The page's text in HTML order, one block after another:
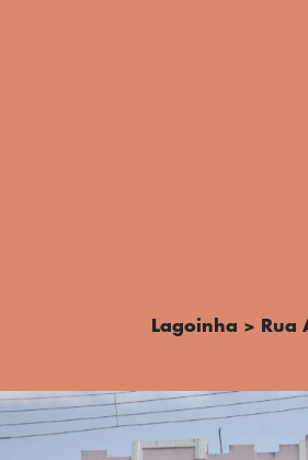
PODCAST
MAPA
Lagoinha > Rua